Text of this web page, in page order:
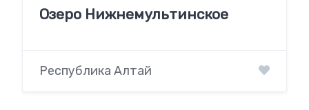
Озеро Нижнемультинское
Республика Алтай